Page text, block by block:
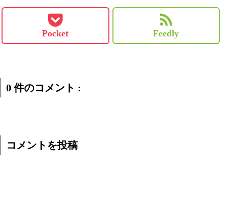
Pocket Feedly
0 件のコメント :
コメントを投稿